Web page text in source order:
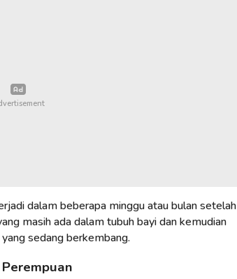
dalam beberapa minggu atau bulan setelah
masih ada dalam tubuh bayi dan kemudian
sedang berkembang.